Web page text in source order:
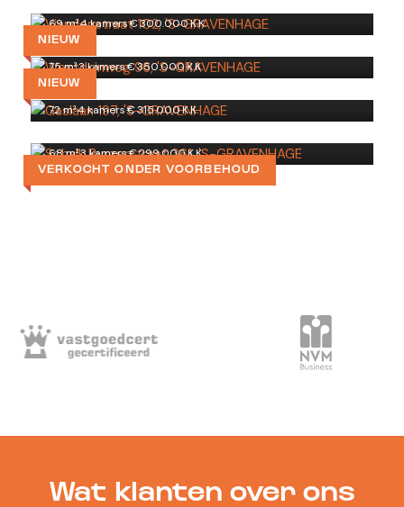
NIEUW
69 m²·4 kamers·€ 300.000 K.K.
NIEUW
Westduinweg 96
'S-GRAVENHAGE
75 m²·3 kamers·€ 350.000 K.K.
Gaslaan 197
'S-GRAVENHAGE
72 m²·4 kamers·€ 315.000 K.K.
VERKOCHT ONDER VOORBEHOUD
Schalk Burgerstraat 361
'S-GRAVENHAGE
68 m²·3 kamers·€ 299.000 K.K.
Wat klanten over ons